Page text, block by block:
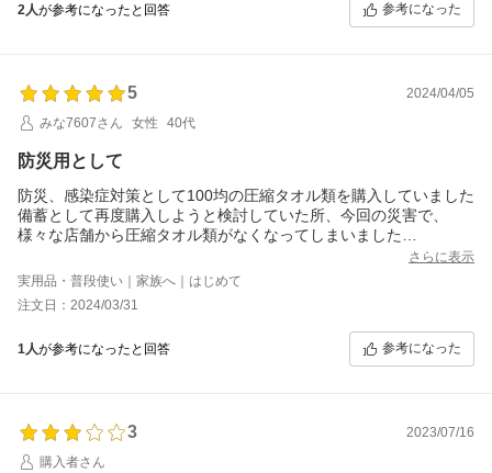
2人が参考になったと回答 参考になった
5
2024/04/05
みな7607さん
女性 40代
防災用として
防災、感染症対策として100均の圧縮タオル類を購入していました
備蓄として再度購入しようと検討していた所、今回の災害で、
様々な店舗から圧縮タオル類がなくなってしまいました
その為、品質等も考えて新たな圧縮タオルを探していた所、この
商品を見つけました
早速、防災キットに入れようと思います
さらに表示
実用品・普段使い｜家族へ｜はじめて
注文日：2024/03/31
1人が参考になったと回答 参考になった
3
2023/07/16
購入者さん